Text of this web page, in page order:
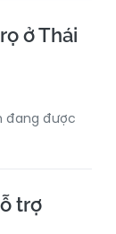
ở Thái
đang được
trợ